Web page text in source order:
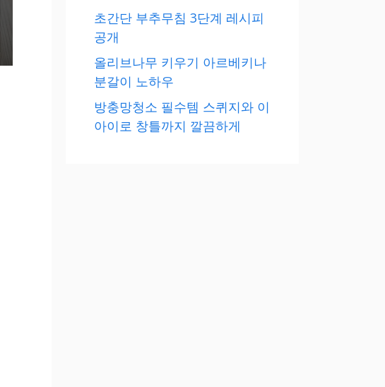
초간단 부추무침 3단계 레시피
공개
올리브나무 키우기 아르베키나
분갈이 노하우
방충망청소 필수템 스퀴지와 이
아이로 창틀까지 깔끔하게